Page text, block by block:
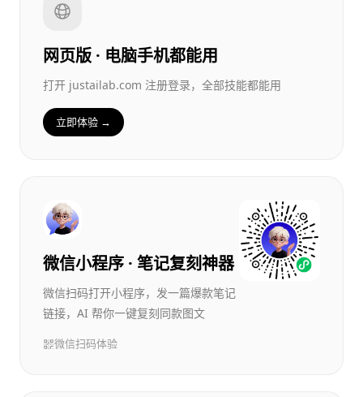
网页版 · 电脑手机都能用
打开 justailab.com 注册登录，全部技能都能用
立即体验 →
微信小程序 · 笔记复刻神器
微信扫码打开小程序，发一篇爆款笔记
链接，AI 帮你一键复刻同款图文
微信扫码体验